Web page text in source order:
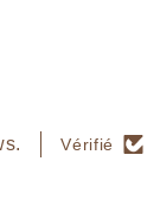
Vérifié